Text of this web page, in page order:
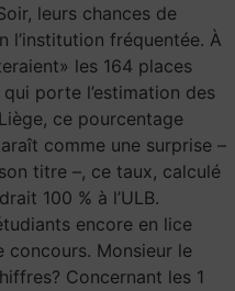
leurs chances de
l’institution fréquentée. À
les 164 places
porte l’estimation des
ce pourcentage
comme une surprise –
titre –, ce taux, calculé
100 % à l’ULB.
encore en lice
concours. Monsieur le
Concernant les 1